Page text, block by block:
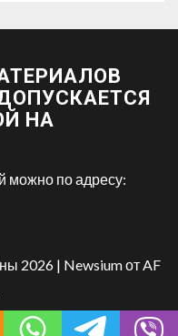
ДОПУСКАЕТСЯ
НА
можно по адресу:
2026 | Newsiumот AF